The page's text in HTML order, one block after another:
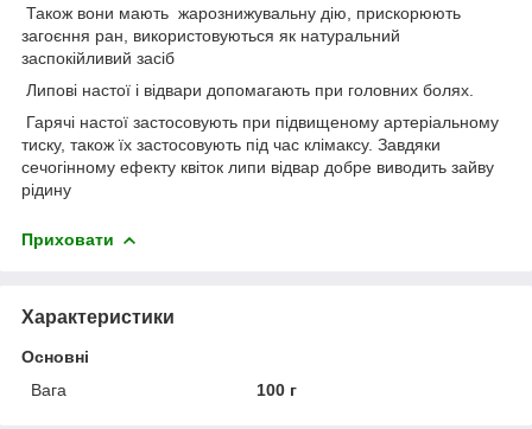
Також вони мають жарознижувальну дію, прискорюють
загоєння ран, використовуються як натуральний
заспокійливий засіб
Липові настої і відвари допомагають при головних болях.
Гарячі настої застосовують при підвищеному артеріальному
тиску, також їх застосовують під час клімаксу. Завдяки
сечогінному ефекту квіток липи відвар добре виводить зайву
рідину
Приховати
Характеристики
Основні
Вага
100 г